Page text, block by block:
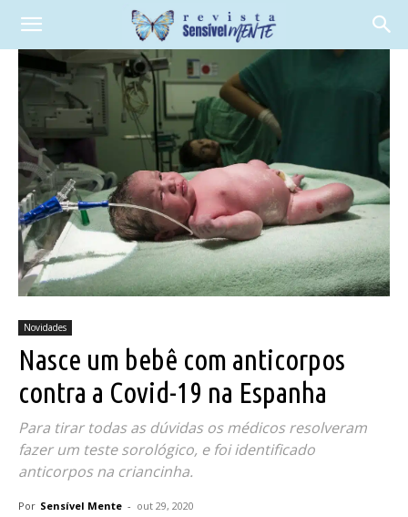
Novidades
Nasce um bebê com anticorpos
contra a Covid-19 na Espanha
Para tirar todas as dúvidas os médicos resolveram
fazer um teste sorológico, e foi identificado
anticorpos na criancinha.
Por Sensível Mente - out 29, 2020